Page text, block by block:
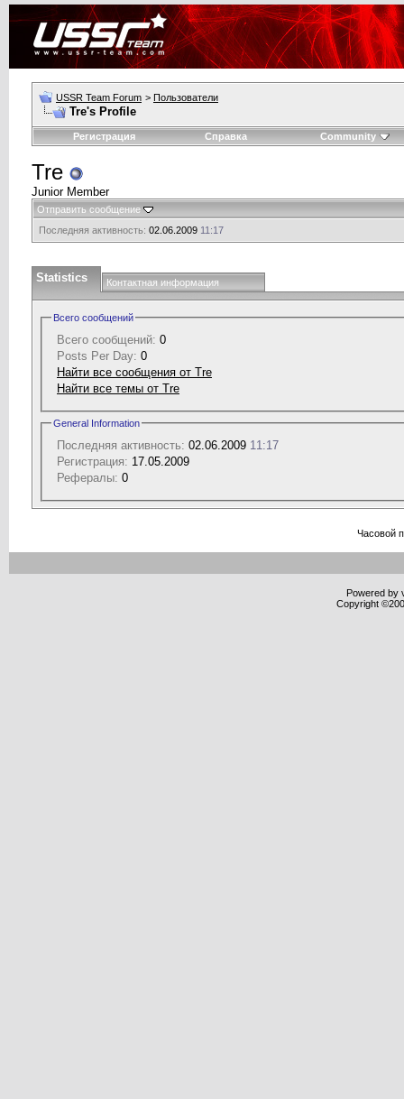
USSR Team Forum > Пользователи
Tre's Profile
Регистрация Справка Community
Tre
Junior Member
Отправить сообщение
Последняя активность: 02.06.2009 11:17
Statistics Контактная информация
Всего сообщений
Всего сообщений: 0
Posts Per Day: 0
Найти все сообщения от Tre
Найти все темы от Tre
General Information
Последняя активность: 02.06.2009 11:17
Регистрация: 17.05.2009
Рефералы: 0
Часовой
Powered by
Copyright